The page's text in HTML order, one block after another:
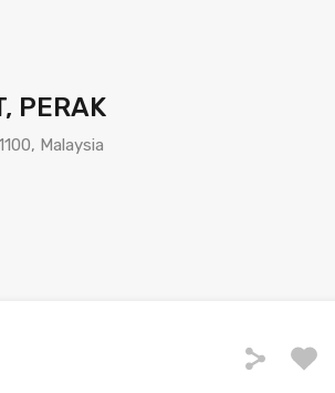
PERAK
Malaysia